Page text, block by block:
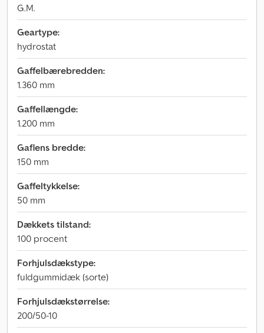
G.M.
Geartype:
hydrostat
Gaffelbærebredden:
1.360 mm
Gaffellængde:
1.200 mm
Gaflens bredde:
150 mm
Gaffeltykkelse:
50 mm
Dækkets tilstand:
100 procent
Forhjulsdækstype:
fuldgummidæk (sorte)
Forhjulsdækstørrelse:
200/50-10